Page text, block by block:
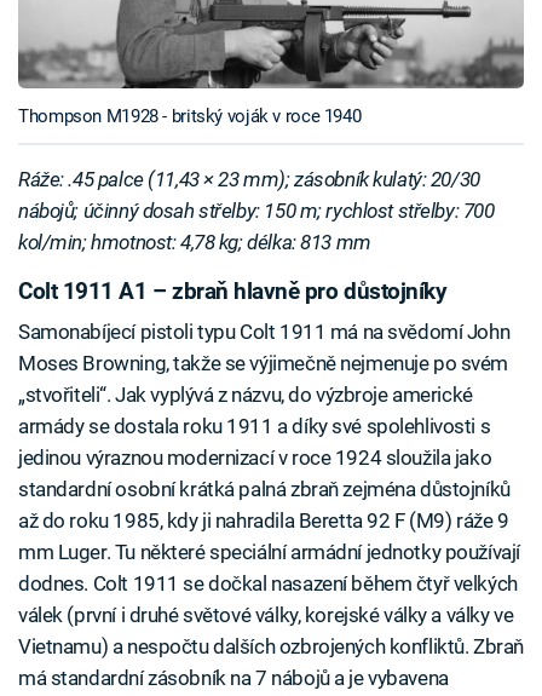
Thompson M1928 - britský voják v roce 1940
Ráže: .45 palce (11,43 × 23 mm); zásobník kulatý: 20/30
nábojů; účinný dosah střelby: 150 m; rychlost střelby: 700
kol/min; hmotnost: 4,78 kg; délka: 813 mm
Colt 1911 A1 – zbraň hlavně pro důstojníky
Samonabíjecí pistoli typu Colt 1911 má na svědomí John
Moses Browning, takže se výjimečně nejmenuje po svém
„stvořiteli“. Jak vyplývá z názvu, do výzbroje americké
armády se dostala roku 1911 a díky své spolehlivosti s
jedinou výraznou modernizací v roce 1924 sloužila jako
standardní osobní krátká palná zbraň zejména důstojníků
až do roku 1985, kdy ji nahradila Beretta 92 F (M9) ráže 9
mm Luger. Tu některé speciální armádní jednotky používají
dodnes. Colt 1911 se dočkal nasazení během čtyř velkých
válek (první i druhé světové války, korejské války a války ve
Vietnamu) a nespočtu dalších ozbrojených konfliktů. Zbraň
má standardní zásobník na 7 nábojů a je vybavena